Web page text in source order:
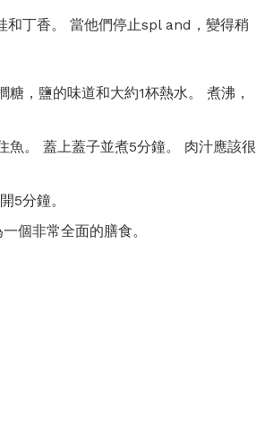
和丁香。 當他們停止spl and，變得稍
，鹽的味道和大約1杯熱水。 煮沸，
魚。 蓋上蓋子並煮5分鐘。 肉汁應該很
5分鐘。
個非常全面的膳食。